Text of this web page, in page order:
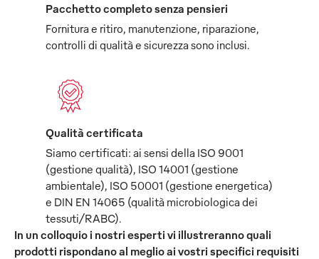
Pacchetto completo senza pensieri
Fornitura e ritiro, manutenzione, riparazione,
controlli di qualità e sicurezza sono inclusi.
Qualità certificata
Siamo certificati: ai sensi della ISO 9001
(gestione qualità), ISO 14001 (gestione
ambientale), ISO 50001 (gestione energetica)
e DIN EN 14065 (qualità microbiologica dei
tessuti/RABC).
In un colloquio i nostri esperti vi illustreranno quali
prodotti rispondano al meglio ai vostri specifici requisiti